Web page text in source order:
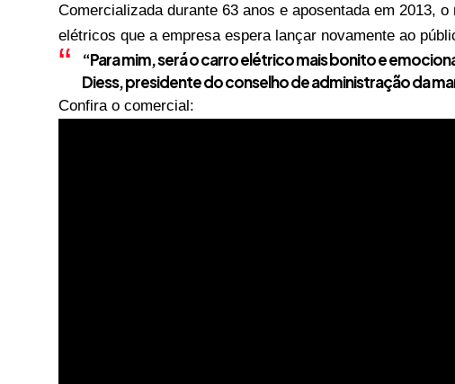
Comercializada durante 63 anos e aposentada em 2013,
elétricos que a empresa espera lançar novamente ao
“Para mim, será o carro elétrico mais bonito e
Diess, presidente do conselho de administração da
Confira o comercial: